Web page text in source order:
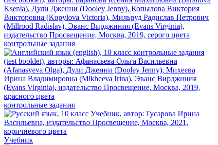
контрольные задания
контрольные задания
Учебник